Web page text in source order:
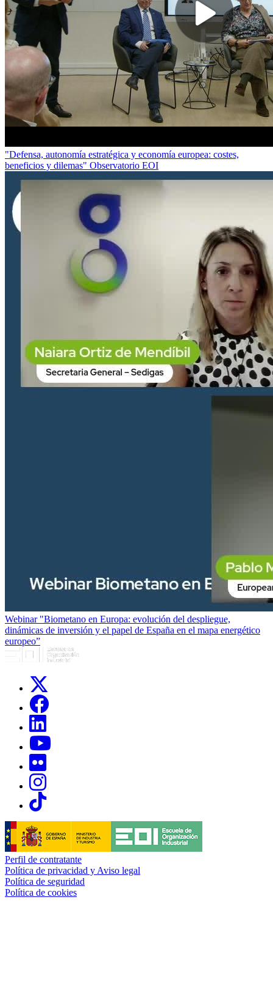
"Defensa, autonomía estratégica y economía europea: costes,
beneficios y dilemas" Observatorio EOI
Webinar "Biometano en Europa: evolución del despliegue,
dinámicas de inversión y el papel de España en el mapa energético
europeo”
Links, Opens in this window
Links, Opens in this window
Links, Opens in this window
Links, Opens in this window
Links, Opens in this window
Perfil de contratante
Política de privacidad y Aviso legal
Política de seguridad
Política de cookies